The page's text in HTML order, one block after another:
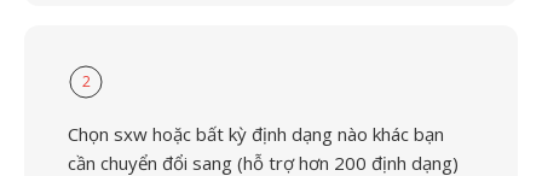
2
Chọn sxw hoặc bất kỳ định dạng nào khác bạn
cần chuyển đổi sang (hỗ trợ hơn 200 định dạng)